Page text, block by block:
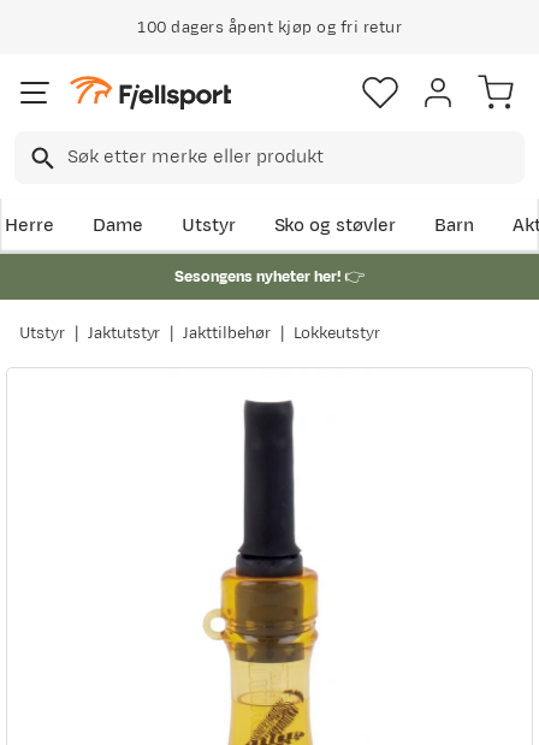
100 dagers åpent kjøp og fri retur
Herre Dame Utstyr Sko og støvler Barn
Sesongens nyheter her!👉
Utstyr Jaktutstyr Jakttilbehør Lokkeutstyr